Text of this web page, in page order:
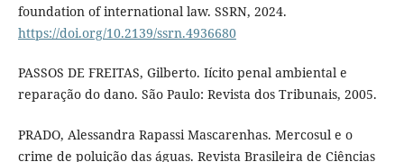
foundation of international law. SSRN, 2024.
https://doi.org/10.2139/ssrn.4936680
PASSOS DE FREITAS, Gilberto. Iícito penal ambiental e
reparação do dano. São Paulo: Revista dos Tribunais, 2005.
PRADO, Alessandra Rapassi Mascarenhas. Mercosul e o
crime de poluição das águas. Revista Brasileira de Ciências